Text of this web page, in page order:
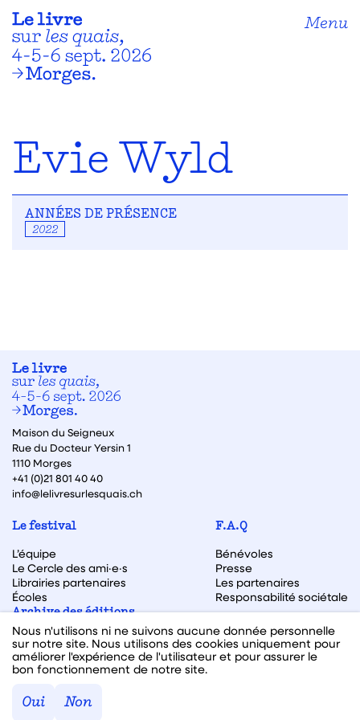
Menu
Evie Wyld
ANNÉES DE PRÉSENCE
2022
Maison du Seigneux
Rue du Docteur Yersin 1
1110 Morges
+41 (0)21 801 40 40
info@lelivresurlesquais.ch
Le festival
L’équipe
Le Cercle des ami·e·s
Librairies partenaires
Écoles
F.A.Q
Bénévoles
Presse
Les partenaires
Responsabilité sociétale
Archive des éditions
Archive des autrices et auteurs
Facebook
Instagram
Linkedin
Youtube
Nous n'utilisons ni ne suivons aucune donnée personnelle
sur notre site. Nous utilisons des cookies uniquement pour
améliorer l'expérience de l'utilisateur et pour assurer le
bon fonctionnement de notre site.
Oui Non